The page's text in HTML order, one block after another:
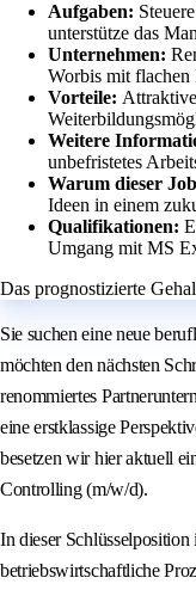
Aufgaben:
unterstütze das
Unternehmen:
Worbis mit flachen
Vorteile:
Weitere
unbefristetes
Warum dieser
Ideen in einem
Qualifikationen:
Umgang mit MS
Das prognostizierte
Sie suchen eine neue
möchten den nächsten
renommiertes
eine erstklassige
besetzen wir hier aktuell
Controlling (m/w/d).
In dieser
betriebswirtschaftliche